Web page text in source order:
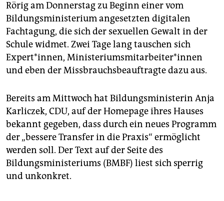
Rörig am Donnerstag zu Beginn einer vom
Bildungsministerium angesetzten digitalen
Fachtagung, die sich der sexuellen Gewalt in der
Schule widmet. Zwei Tage lang tauschen sich
Expert*innen, Ministeriumsmitarbeiter*innen
und eben der Missbrauchsbeauftragte dazu aus.
Bereits am Mittwoch hat Bildungsministerin Anja
Karliczek, CDU, auf der Homepage ihres Hauses
bekannt gegeben, dass durch ein neues Programm
der „bessere Transfer in die Praxis“ ermöglicht
werden soll. Der Text auf der Seite des
Bildungsministeriums (BMBF) liest sich sperrig
und unkonkret.